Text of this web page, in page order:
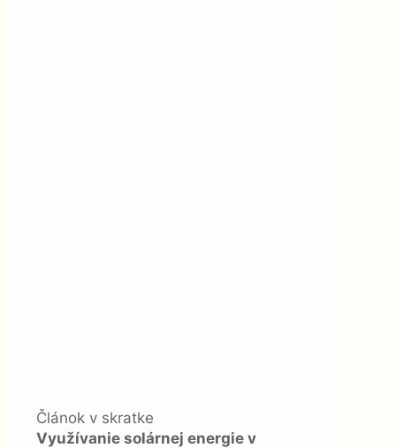
Článok v skratke
Využívanie solárnej energie v